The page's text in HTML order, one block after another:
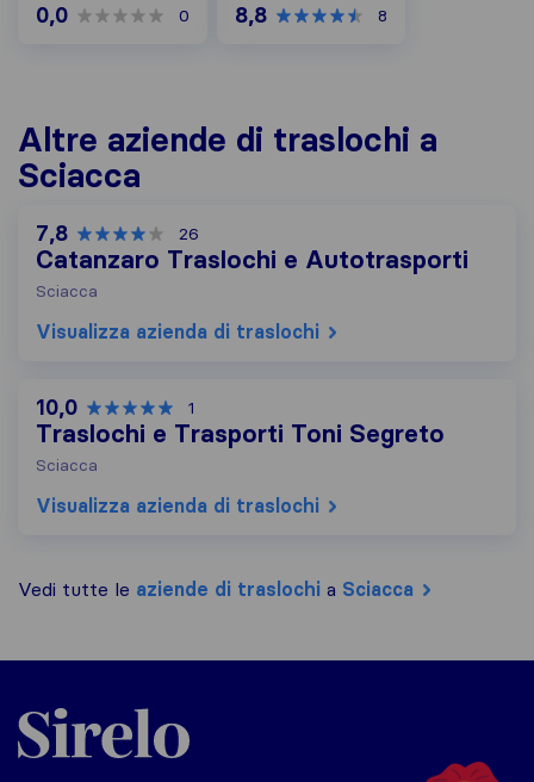
0,0 0 8,8 8
Altre aziende di traslochi a
Sciacca
7,8 26
Catanzaro Traslochi e Autotrasporti
Sciacca
Visualizza azienda di traslochi
10,0 1
Traslochi e Trasporti Toni Segreto
Sciacca
Visualizza azienda di traslochi
Vedi tutte le aziende di traslochi a Sciacca
Sirelo.it